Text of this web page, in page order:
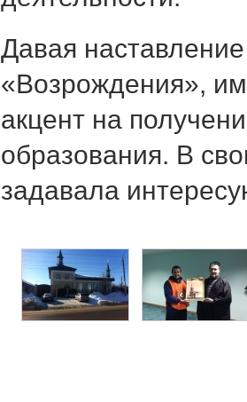
Давая
«Возрождения»,
акцент на
образования. В
задавала